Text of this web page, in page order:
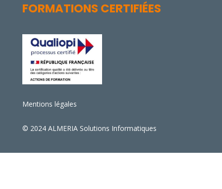
FORMATIONS CERTIFIÉES
Mentions légales
© 2024 ALMERIA Solutions Informatiques